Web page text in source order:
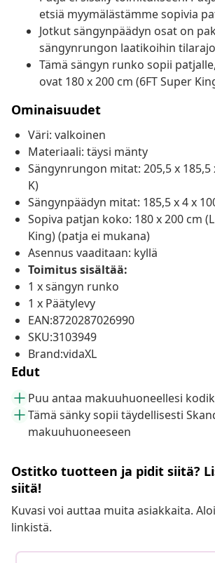
etsiä myymälästämme sopivia
Jotkut sängynpäädyn osat on
sängynrungon laatikoihin
Tämä sängyn runko sopii
ovat 180 x 200 cm (6FT Super
Ominaisuudet
Väri: valkoinen
Materiaali: täysi mänty
Sängynrungon mitat: 205,5 x 185,5
K)
Sängynpäädyn mitat: 185,5 x 4 x
Sopiva patjan koko: 180 x 200 cm
King) (patja ei mukana)
Asennus vaaditaan: kyllä
Toimitus sisältää:
1 x sängyn runko
1 x Päätylevy
EAN:8720287026990
SKU:3103949
Brand:vidaXL
Edut
Puu antaa makuuhuoneellesi
Tämä sänky sopii täydellisesti
makuuhuoneeseen
Ostitko tuotteen ja pidit siitä?
siitä!
Kuvasi voi auttaa muita asiakkaita.
linkistä.